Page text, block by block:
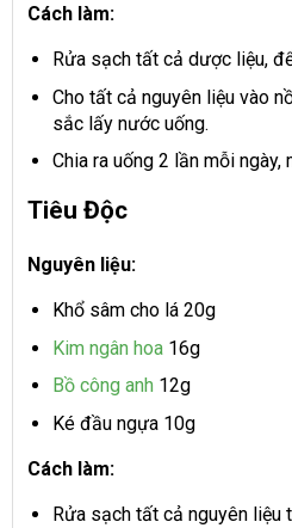
Cách làm:
Rửa sạch tất cả dược liệu,
Cho tất cả nguyên liệu vào
sắc lấy nước uống.
Chia ra uống 2 lần mỗi ngày,
Tiêu Độc
Nguyên liệu:
Khổ sâm cho lá 20g
Kim ngân hoa16g
Bồ công anh 12g
Ké đầu ngựa 10g
Cách làm:
Rửa sạch tất cả nguyên liệu